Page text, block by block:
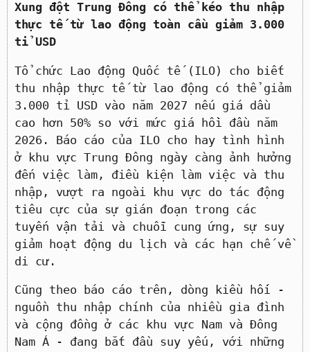
Xung đột Trung Đông có thể kéo thu nhập
thực tế từ lao động toàn cầu giảm 3.000
tỉ USD
Tổ chức Lao động Quốc tế (ILO) cho biết
thu nhập thực tế từ lao động có thể giảm
3.000 tỉ USD vào năm 2027 nếu giá dầu
cao hơn 50% so với mức giá hồi đầu năm
2026. Báo cáo của ILO cho hay tình hình
ở khu vực Trung Đông ngày càng ảnh hưởng
đến việc làm, điều kiện làm việc và thu
nhập, vượt ra ngoài khu vực do tác động
tiêu cực của sự gián đoạn trong các
tuyến vận tải và chuỗi cung ứng, sự suy
giảm hoạt động du lịch và các hạn chế về
di cư.
Cũng theo báo cáo trên, dòng kiều hối -
nguồn thu nhập chính của nhiều gia đình
và cộng đồng ở các khu vực Nam và Đông
Nam Á - đang bắt đầu suy yếu, với những